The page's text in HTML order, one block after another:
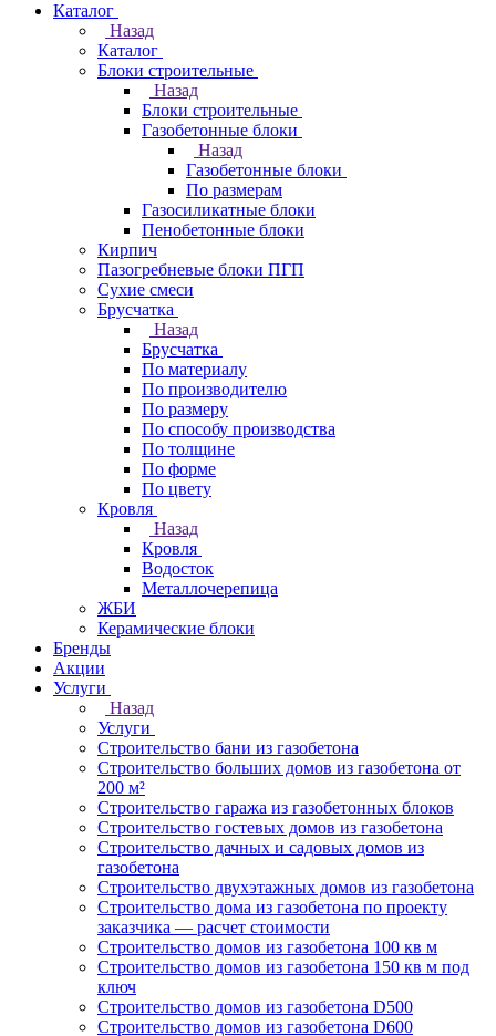
Каталог
Назад
Каталог
Блоки строительные
Назад
Блоки строительные
Газобетонные блоки
Назад
Газобетонные блоки
По размерам
Газосиликатные блоки
Пенобетонные блоки
Кирпич
Пазогребневые блоки ПГП
Сухие смеси
Брусчатка
Назад
Брусчатка
По материалу
По производителю
По размеру
По способу производства
По толщине
По форме
По цвету
Кровля
Назад
Кровля
Водосток
Металлочерепица
ЖБИ
Керамические блоки
Бренды
Акции
Услуги
Назад
Услуги
Строительство бани из газобетона
Строительство больших домов из газобетона от
200 м²
Строительство гаража из газобетонных блоков
Строительство гостевых домов из газобетона
Строительство дачных и садовых домов из
газобетона
Строительство двухэтажных домов из газобетона
Строительство дома из газобетона по проекту
заказчика — расчет стоимости
Строительство домов из газобетона 100 кв м
Строительство домов из газобетона 150 кв м под
ключ
Строительство домов из газобетона D500
Строительство домов из газобетона D600